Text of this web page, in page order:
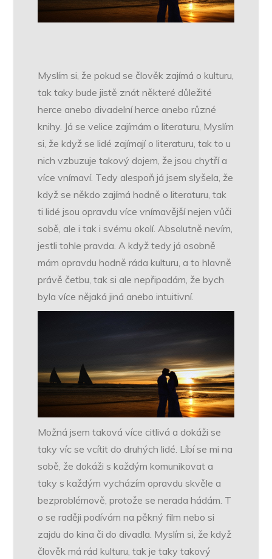
Myslím si, že pokud se člověk zajímá o kulturu,
tak taky bude jistě znát některé důležité
herce anebo divadelní herce anebo různé
knihy. Já se velice zajímám o literaturu, Myslím
si, že když se lidé zajímají o literaturu, tak to u
nich vzbuzuje takový dojem, že jsou chytří a
více vnímaví. Tedy alespoň já jsem slyšela, že
když se někdo zajímá hodně o literaturu, tak
ti lidé jsou opravdu více vnímavější nejen vůči
sobě, ale i tak i svému okolí. Absolutně nevím,
jestli tohle pravda. A když tedy já osobně
mám opravdu hodně ráda kulturu, a to hlavně
právě četbu, tak si ale nepřipadám, že bych
byla více nějaká jiná anebo intuitivní.
Možná jsem taková více citlivá a dokáži se
taky víc se vcítit do druhých lidé. Líbí se mi na
sobě, že dokáži s každým komunikovat a
taky s každým vycházím opravdu skvěle a
bezproblémově, protože se nerada hádám. T
o se raději podívám na pěkný film nebo si
zajdu do kina či do divadla. Myslím si, že když
člověk má rád kulturu, tak je taky takový